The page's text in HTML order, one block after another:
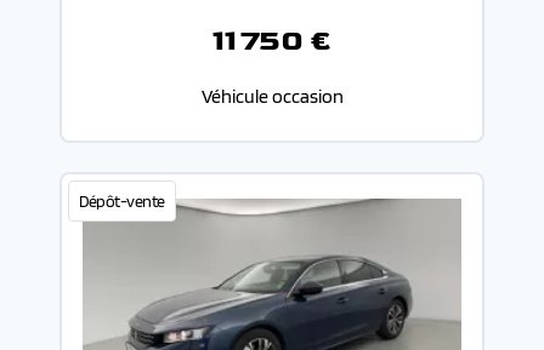
11 750 €
Véhicule occasion
Dépôt-vente